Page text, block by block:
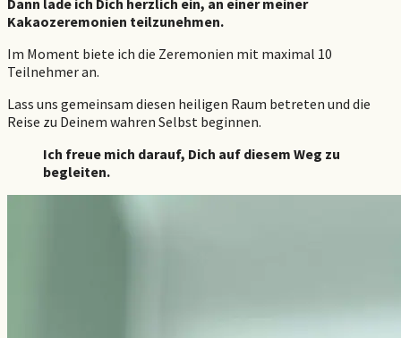
Dann lade ich Dich herzlich ein, an einer meiner
Kakaozeremonien teilzunehmen.
Im Moment biete ich die Zeremonien mit maximal 10
Teilnehmer an.
Lass uns gemeinsam diesen heiligen Raum betreten und die
Reise zu Deinem wahren Selbst beginnen.
Ich freue mich darauf, Dich auf diesem Weg zu
begleiten.